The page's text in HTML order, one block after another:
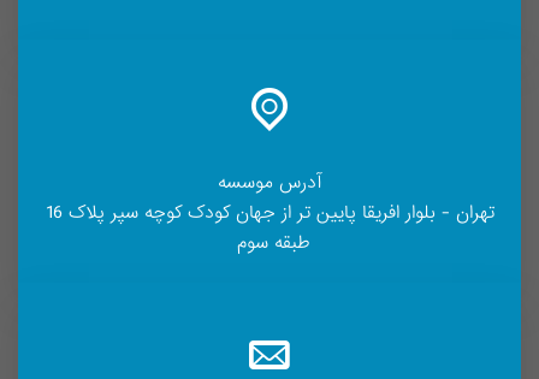
آدرس موسسه
تهران - بلوار افریقا پایین تر از جهان کودک کوچه سپر پلاک 16
طبقه سوم